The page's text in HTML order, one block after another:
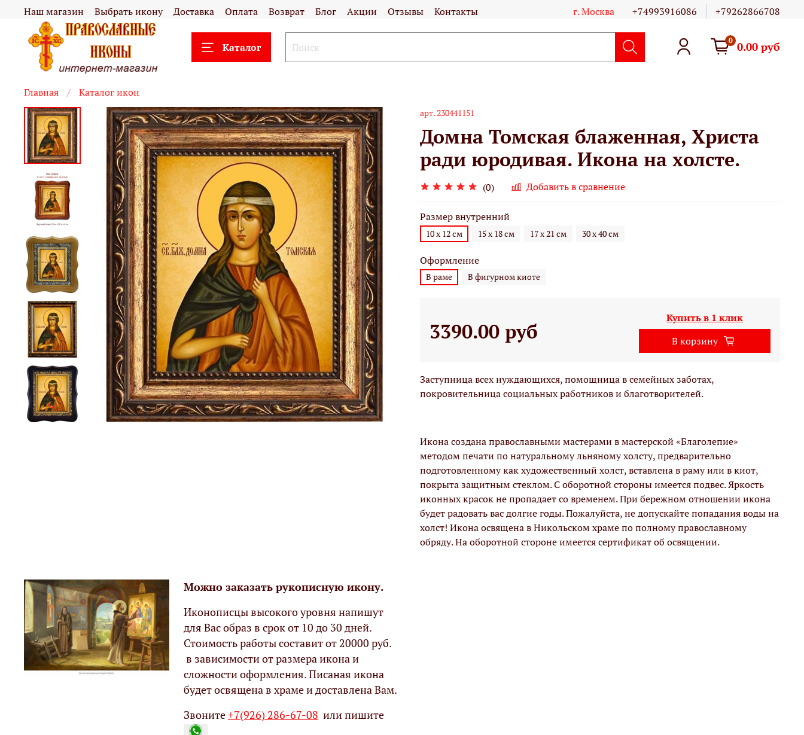
Наш магазин Выбрать икону Доставка Оплата Возврат Блог Акции Отзывы Контакты г. Москва +74993916086 +79262866708
Каталог
0 0.00 руб
Главная Каталог икон
арт.230441151
Домна Томская блаженная, Христа
ради юродивая. Икона на холсте.
(0) Добавить в сравнение
Размер внутренний
10 х 12 см 15 х 18 см 17 х 21 см 30 х 40 см
Оформление
В раме В фигурном киоте
3390.00 руб
Купить в 1 клик
В корзину
Заступница всех нуждающихся, помощница в семейных заботах,
покровительница социальных работников и благотворителей.
Икона создана православными мастерами в мастерской «Благолепие»
методом печати по натуральному льняному холсту, предварительно
подготовленному как художественный холст, вставлена в раму или в киот,
покрыта защитным стеклом. С оборотной стороны имеется подвес. Яркость
иконных красок не пропадает со временем. При бережном отношении икона
будет радовать вас долгие годы. Пожалуйста, не допускайте попадания воды на
холст! Икона освящена в Никольском храме по полному православному
обряду. На оборотной стороне имеется сертификат об освящении.
Можно заказать рукописную икону.
Иконописцы высокого уровня напишут
для Вас образ в срок от 10 до 30 дней.
Стоимость работы составит от 20000 руб.
в зависимости от размера икона и
сложности оформления. Писаная икона
будет освящена в храме и доставлена Вам.
Звоните+7(926) 286-67-08 или пишите